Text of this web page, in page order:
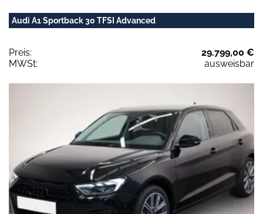
Audi A1 Sportback 30 TFSI Advanced
Preis:
29.799,00 €
MWSt:
ausweisbar